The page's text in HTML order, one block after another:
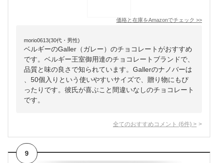
価格と在庫をAmazonでチェック >>
morio0613(30代・男性)
ベルギーのGaller（ガレー）のチョコレートがおすすめ
です。ベルギー王室御用達のチョコレートブランドで、
品質と味の良さで知られています。Gallerのナノバーは
、50個入りという使いやすいサイズで、贈り物にもぴ
ったりです。彼氏が喜ぶこと間違いなしのチョコレート
です。
全てのおすすめコメント (6件) >
9